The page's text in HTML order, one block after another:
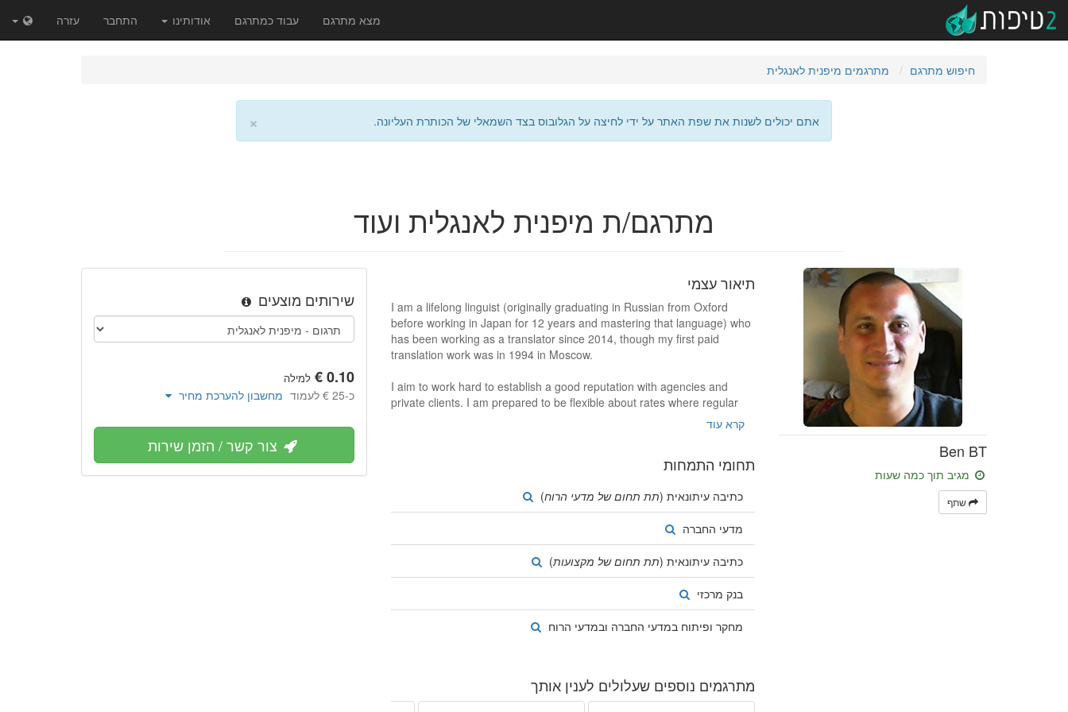
מצא מתרגם עבוד כמתרגם אודותינו התחבר עזרה
חיפוש מתרגם מתרגמים מיפנית לאנגלית
× אתם יכולים לשנות את שפת האתר על ידי לחיצה על הגלובוס בצד השמאלי של הכותרת העליונה.
מתרגם/ת מיפנית לאנגלית ועוד
Ben BT
מגיב תוך כמה שעות
שתף
תיאור עצמי
I am a lifelong linguist (originally graduating in Russian from Oxford
before working in Japan for 12 years and mastering that language) who
has been working as a translator since 2014, though my first paid
translation work was in 1994 in Moscow.
I aim to work hard to establish a good reputation with agencies and
private clients. I am prepared to be flexible about rates where regular
קרא עוד
תחומי התמחות
כתיבה עיתונאית (תת תחום של מדעי הרוח)
מדעי החברה
כתיבה עיתונאית (תת תחום של מקצועות)
בנק מרכזי
מחקר ופיתוח במדעי החברה ובמדעי הרוח
מתרגמים נוספים שעלולים לענין אותך
שירותים מוצעים
למילה
כ-‏25 € לעמוד מחשבון להערכת מחיר
צור קשר / הזמן שירות